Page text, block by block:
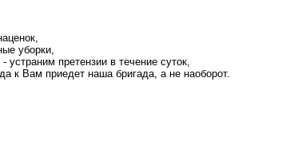
уборки,
претензии в течение суток,
к Вам приедет наша бригада, а не наоборот.